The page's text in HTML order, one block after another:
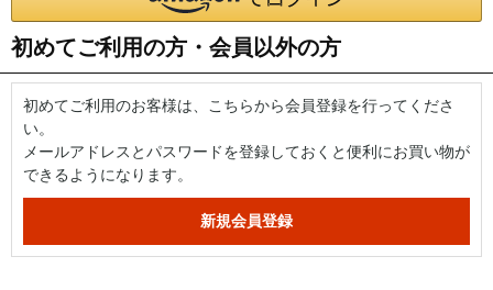
初めてご利用の方・会員以外の方
初めてご利用のお客様は、こちらから会員登録を行ってくださ
い。
メールアドレスとパスワードを登録しておくと便利にお買い物が
できるようになります。